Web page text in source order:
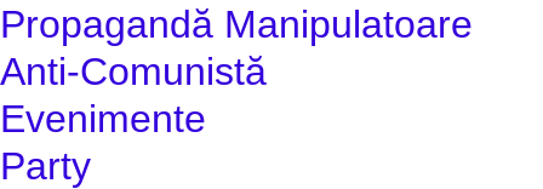
Propagandă Manipulatoare
Anti-Comunistă
Evenimente
Party